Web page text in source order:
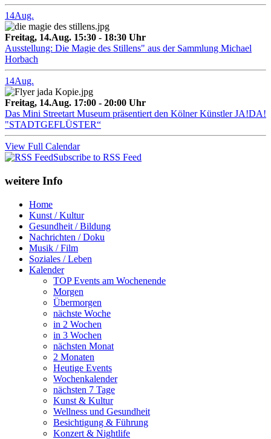
14Aug.
Freitag, 14.Aug. 15:30 - 18:30 Uhr
Ausstellung: Die Magie des Stillens" aus der Sammlung Michael
Horbach
14Aug.
Freitag, 14.Aug. 17:00 - 20:00 Uhr
Das Mini Streetart Museum präsentiert den Kölner Künstler JA!DA!
"STADTGEFLÜSTER“
View Full Calendar
Subscribe to RSS Feed
weitere Info
Home
Kunst / Kultur
Gesundheit / Bildung
Nachrichten / Doku
Musik / Film
Soziales / Leben
Kalender
TOP Events am Wochenende
Morgen
Übermorgen
nächste Woche
in 2 Wochen
in 3 Wochen
nächsten Monat
2 Monaten
Heutige Events
Wochenkalender
nächsten 7 Tage
Kunst & Kultur
Wellness und Gesundheit
Besichtigung & Führung
Konzert & Nightlife